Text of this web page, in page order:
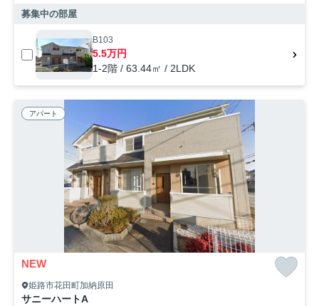
募集中の部屋
B103
5.5万円
1-2階 / 63.44㎡ / 2LDK
アパート
NEW
姫路市花田町加納原田
サニーハートA